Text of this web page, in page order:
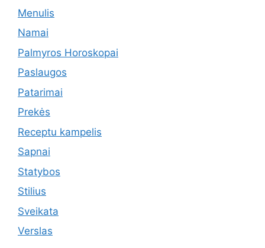
Menulis
Namai
Palmyros Horoskopai
Paslaugos
Patarimai
Prekės
Receptu kampelis
Sapnai
Statybos
Stilius
Sveikata
Verslas